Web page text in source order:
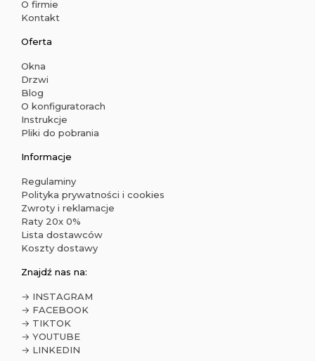
O firmie
Kontakt
Oferta
Okna
Drzwi
Blog
O konfiguratorach
Instrukcje
Pliki do pobrania
Informacje
Regulaminy
Polityka prywatności i cookies
Zwroty i reklamacje
Raty 20x 0%
Lista dostawców
Koszty dostawy
Znajdź nas na:
→ INSTAGRAM
→ FACEBOOK
→ TIKTOK
→ YOUTUBE
→ LINKEDIN